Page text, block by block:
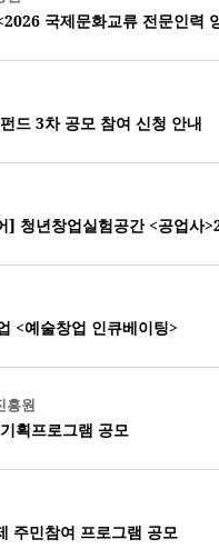
국제문화교류 전문인력
드 3차 공모 참여 신청 안내
] 청년창업실험공간 <공업사
<예술창업 인큐베이팅>
흥원
획프로그램 공모
주민참여 프로그램 공모